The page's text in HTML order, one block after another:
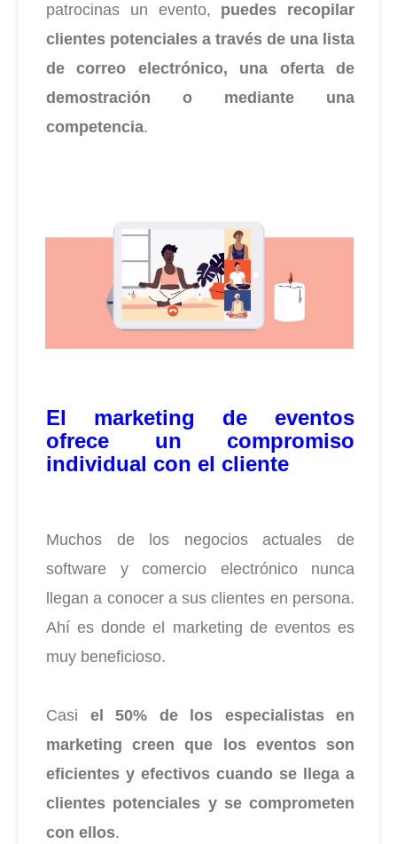
patrocinas un evento, puedes recopilar
clientes potenciales a través de una lista
de correo electrónico, una oferta de
demostración o mediante una
competencia.
El marketing de eventos
ofrece un compromiso
individual con el cliente
Muchos de los negocios actuales de
software y comercio electrónico nunca
llegan a conocer a sus clientes en persona.
Ahí es donde el marketing de eventos es
muy beneficioso.
Casi el 50% de los especialistas en
marketing creen que los eventos son
eficientes y efectivos cuando se llega a
clientes potenciales y se comprometen
con ellos.